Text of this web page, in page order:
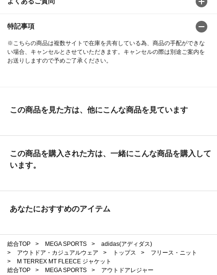
特記事項
※こちらの商品は複数サイトで在庫を共有している為、商品の手配ができな
い場合、キャンセルとさせていただきます。キャンセルの際は別途ご案内を
お送りしますので予めご了承ください。
この商品を見た方は、他にこんな商品を見ています
この商品を購入された方は、一緒にこんな商品を購入して
います。
あなたにおすすめのアイテム
総合TOP > MEGA SPORTS >
adidas(アディダス)
>
アウトドア・カジュアルウェア > トップス >
フリース・ニット
>
M TERREX MT FLEECE ジャケット
総合TOP
> MEGA SPORTS >
アウトドアレジャー